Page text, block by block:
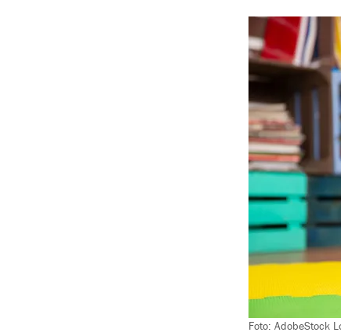
Foto: AdobeStock